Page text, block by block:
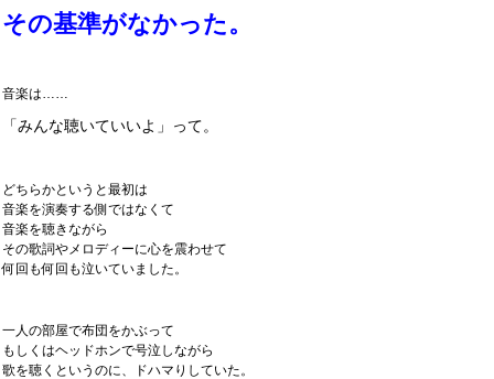
その基準がなかった。
音楽は……
「みんな聴いていいよ」って。
どちらかというと最初は
音楽を演奏する側ではなくて
音楽を聴きながら
その歌詞やメロディーに心を震わせて
何回も何回も泣いていました。
一人の部屋で布団をかぶって
もしくはヘッドホンで号泣しながら
歌を聴くというのに、ドハマりしていた。